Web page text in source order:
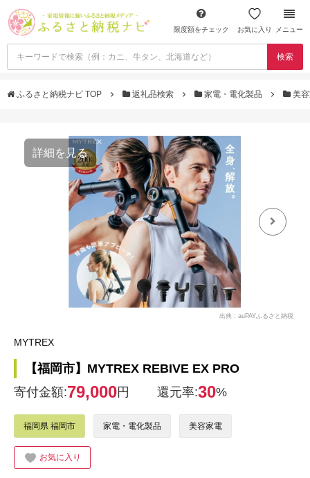
限度額をチェック お気に入り メニュー
検索
ふるさと納税ナビ TOP 返礼品検索 家電・電化製品 美
詳細を見る
出典：auPAYふるさと納税
MYTREX
【福岡市】MYTREX REBIVE EX PRO
寄付金額:79,000円 還元率:30%
福岡県 福岡市 家電・電化製品 美容家電
お気に入り